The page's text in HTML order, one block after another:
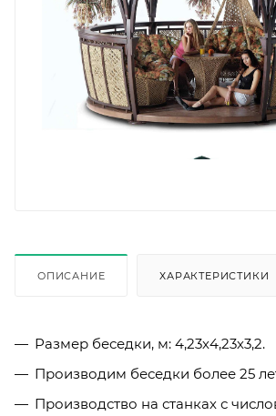
ОПИСАНИЕ ХАРАКТЕРИСТИКИ
Размер беседки, м: 4,23х4,23х3,2.
Производим беседки более 25
Производство на станках с